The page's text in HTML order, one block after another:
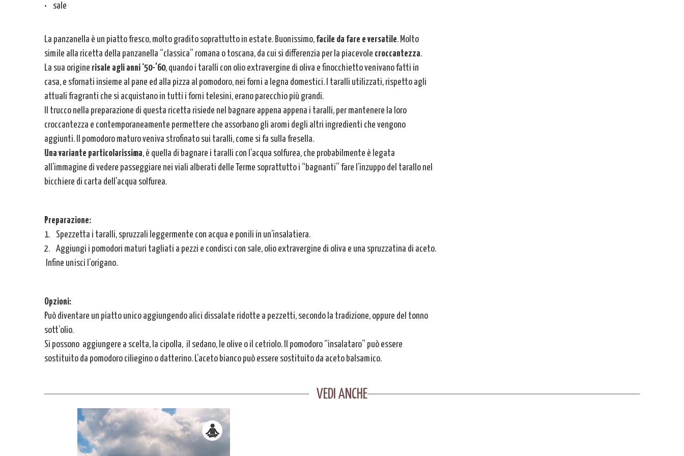
• sale
La panzanella è un piatto fresco, molto gradito soprattutto in estate. Buonissimo, facile da fare e versatile. Molto
simile alla ricetta della panzanella “classica” romana o toscana, da cui si differenzia per la piacevole croccantezza.
La sua origine risale agli anni ‘50-’60, quando i taralli con olio extravergine di oliva e finocchietto venivano fatti in
casa, e sfornati insieme al pane ed alla pizza al pomodoro, nei forni a legna domestici. I taralli utilizzati, rispetto agli
attuali fragranti che si acquistano in tutti i forni telesini, erano parecchio più grandi.
Il trucco nella preparazione di questa ricetta risiede nel bagnare appena appena i taralli, per mantenere la loro
croccantezza e contemporaneamente permettere che assorbano gli aromi degli altri ingredienti che vengono
aggiunti. Il pomodoro maturo veniva strofinato sui taralli, come si fa sulla fresella.
Una variante particolarissima, è quella di bagnare i taralli con l’acqua solfurea, che probabilmente è legata
all’immagine di vedere passeggiare nei viali alberati delle Terme soprattutto i “bagnanti” fare l’inzuppo del tarallo nel
bicchiere di carta dell’acqua solfurea.
Preparazione:
1. Spezzetta i taralli, spruzzali leggermente con acqua e ponili in un’insalatiera.
2. Aggiungi i pomodori maturi tagliati a pezzi e condisci con sale, olio extravergine di oliva e una spruzzatina di aceto.
Infine unisci l’origano.
Opzioni:
Può diventare un piatto unico aggiungendo alici dissalate ridotte a pezzetti, secondo la tradizione, oppure del tonno
sott’olio.
Si possono aggiungere a scelta, la cipolla, il sedano, le olive o il cetriolo. Il pomodoro “insalataro” può essere
sostituito da pomodoro ciliegino o datterino. L’aceto bianco può essere sostituito da aceto balsamico.
VEDI ANCHE